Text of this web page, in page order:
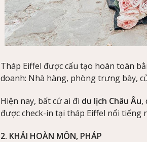
Tháp Eiffel được cấu tạo hoàn toàn
doanh: Nhà hàng, phòng trưng bày,
Hiện nay, bất cứ ai đi du lịch Châu Âu,
được check-in tại tháp Eiffel nổi tiếng
2. KHẢI HOÀN MÔN, PHÁP